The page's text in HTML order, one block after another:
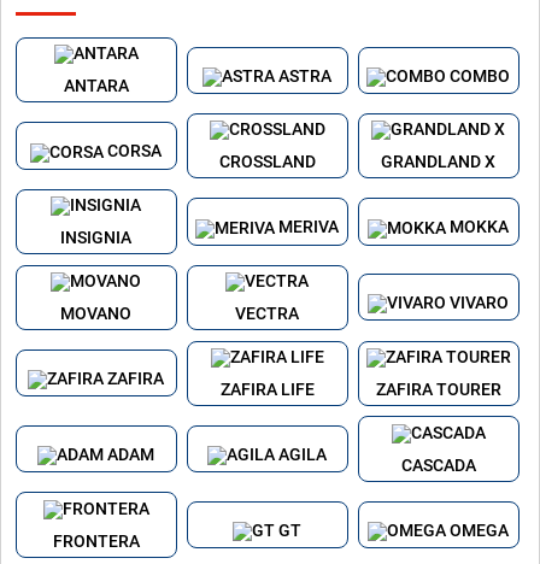
ANTARA
ASTRA COMBO
CORSA
CROSSLAND GRANDLAND X
INSIGNIA
MERIVA MOKKA
MOVANO VECTRA
VIVARO
ZAFIRA
ZAFIRA LIFE ZAFIRA TOURER
ADAM AGILA
CASCADA
FRONTERA
GT OMEGA